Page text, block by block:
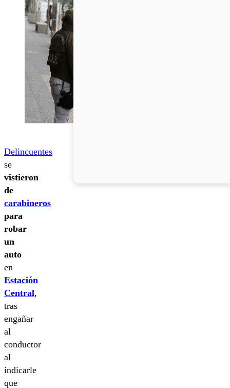
Delincuentes
se
vistieron
de
carabineros
para
robar
un
auto
en
Estación
Central,
tras
engañar
al
conductor
al
indicarle
que